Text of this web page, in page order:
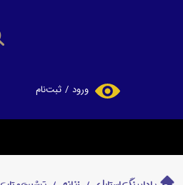
ورود / ثبت‌نام